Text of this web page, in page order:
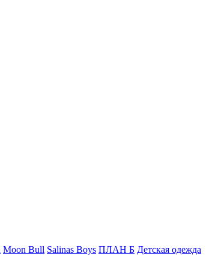
Moon Bull Salinas Boys ПЛАН Б Детская одежда